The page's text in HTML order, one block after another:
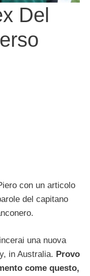
Del
con un articolo
del capitano
una nuova
in Australia. Provo
come questo,